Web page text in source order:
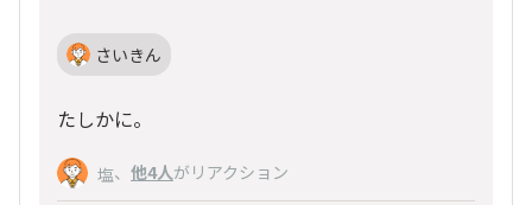
さいきん
たしかに。
塩、 他4人がリアクション